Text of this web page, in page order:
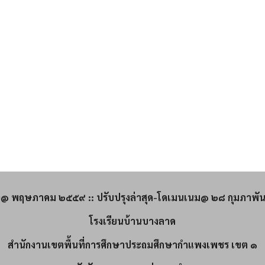
@ พฤษภาคม ๒๕๕๙ :: ปรับปรุงล่าสุด-โดเมนเนม@ ๒๘ กุมภาพั
โรงเรียนบ้านบางลาด
สำนักงานเขตพื้นที่การศึกษาประถมศึกษากำแพงเพชร เขต ๑